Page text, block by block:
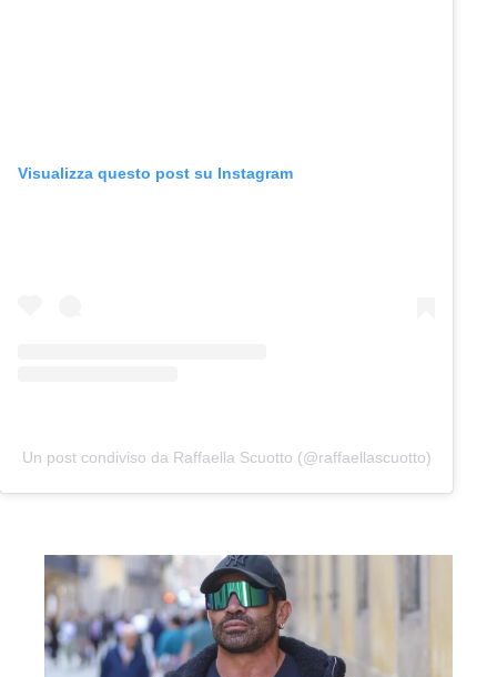
Visualizza questo post su Instagram
Un post condiviso da Raffaella Scuotto (@raffaellascuotto)